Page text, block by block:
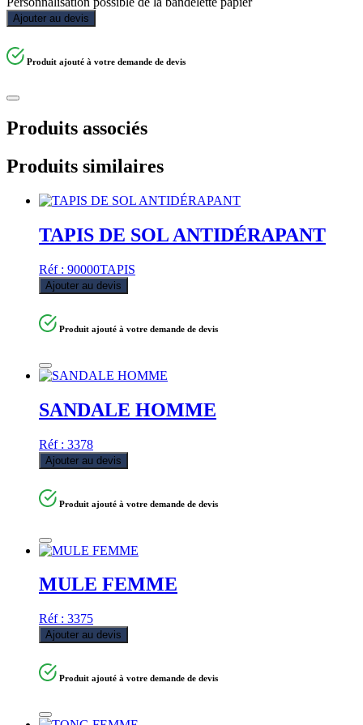
Ajouter au devis
Produit ajouté à votre demande de devis
Produits associés
Produits similaires
TAPIS DE SOL ANTIDÉRAPANT
Réf : 90000TAPIS
Ajouter au devis
Produit ajouté à votre demande de devis
SANDALE HOMME
Réf : 3378
Ajouter au devis
Produit ajouté à votre demande de devis
MULE FEMME
Réf : 3375
Ajouter au devis
Produit ajouté à votre demande de devis